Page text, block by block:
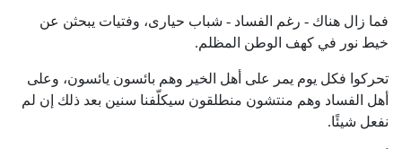
فما زال هناك - رغم الفساد - شباب حيارى، وفتيات يبحثن عن
خيط نور في كهف الوطن المظلم.
تحركوا فكل يوم يمر على أهل الخير وهم بائسون يائسون، وعلى
أهل الفساد وهم منتشون منطلقون سيكلّفنا سنين بعد ذلك إن لم
نفعل شيئًا.